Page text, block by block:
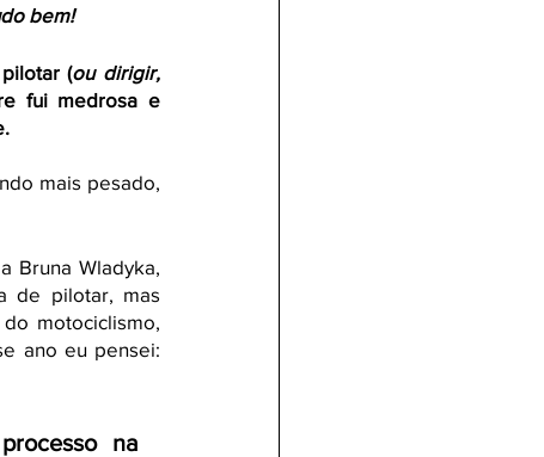
bem!
(ou dirigir,
fui medrosa e
mais pesado,
Bruna Wladyka,
de pilotar, mas
ano eu pensei:
na